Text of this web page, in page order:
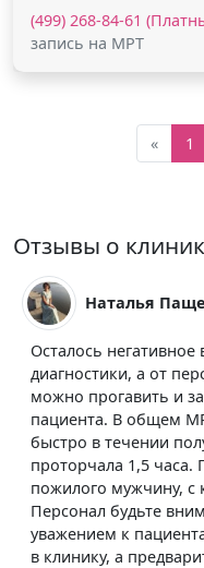
(499) 268-84-61
запись на МРТ
« 1
Отзывы о
Наталья
Осталось
диагностики, а от
можно прогавить и
пациента. В общем
быстро в течении
проторчала 1,5
пожилого мужчину, с
Персонал будьте
уважением к
в клинику, а